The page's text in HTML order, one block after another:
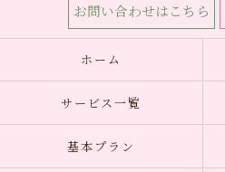
お問い合わせはこちら
ホーム
サービス一覧
基本プラン